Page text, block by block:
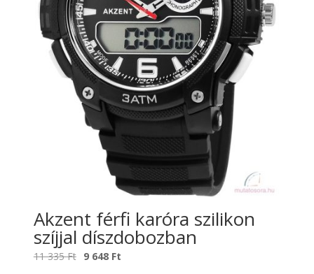
Akzent férfi karóra szilikon
szíjjal díszdobozban
11 335Ft Original
9 648 Ft